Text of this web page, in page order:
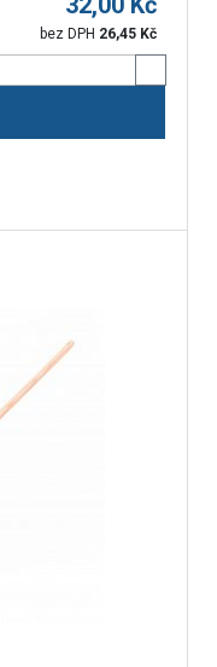
bez DPH 26,45 Kč